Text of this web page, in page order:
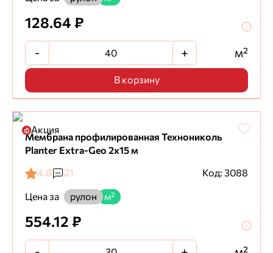
128.64 ₽
- + м²
В корзину
Акция
Мембрана профилированная Технониколь
Planter Extra-Geo 2х15 м
4.8
21
Код: 3088
Цена за
рулон м²
554.12 ₽